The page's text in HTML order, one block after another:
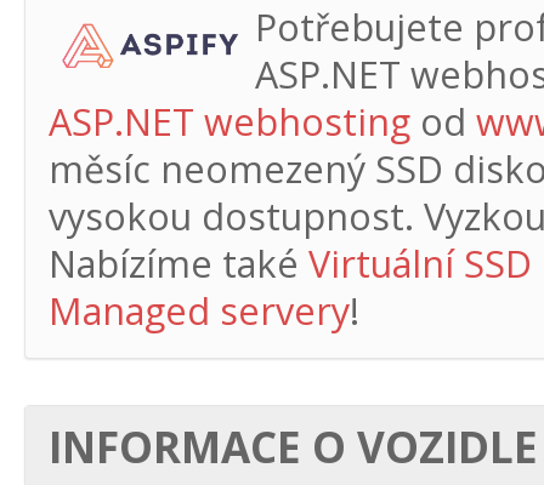
Potřebujete
ASP.NET
ASP.NET webhosting od
měsíc neomezený SSD
vysokou dostupnost.
Nabízíme také Virtuální
Managed servery!
INFORMACE O VOZIDLE